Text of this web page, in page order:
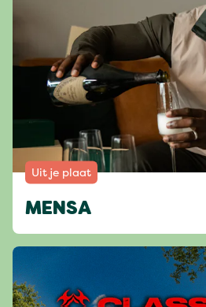
Uit je plaat
MENSA